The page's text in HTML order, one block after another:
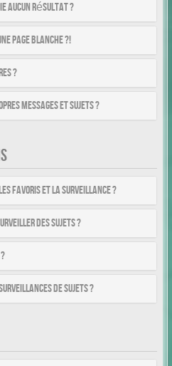
aucun résultat ?
page blanche ?!
?
messages et sujets ?
favoris et la surveillance ?
des sujets ?
de sujets ?